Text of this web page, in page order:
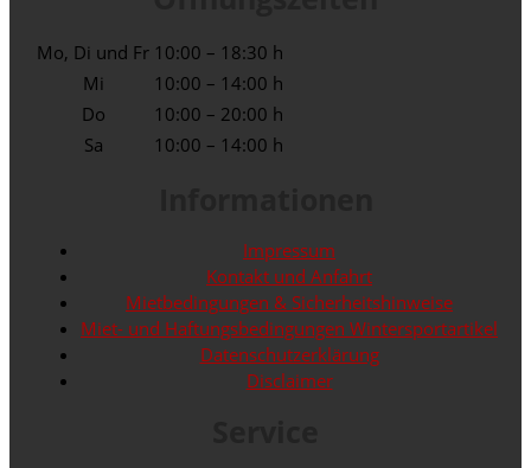
Mo, Di und Fr 10:00 – 18:30 h
Mi
10:00 – 14:00 h
Do
10:00 – 20:00 h
Sa
10:00 – 14:00 h
Impressum
Kontakt und Anfahrt
Mietbedingungen & Sicherheitshinweise
Miet- und Haftungsbedingungen Wintersportartikel
Datenschutzerklärung
Disclaimer